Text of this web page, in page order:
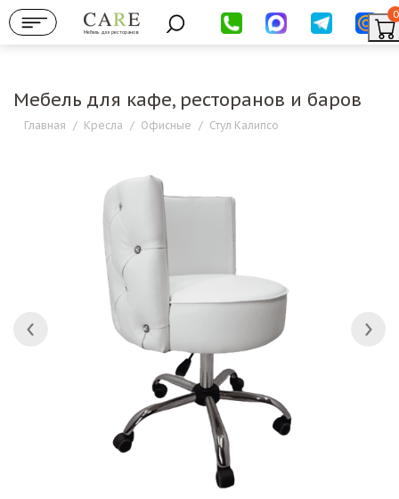
Мебель для ресторанов
0
Мебель для кафе, ресторанов и баров
Главная / Кресла / Офисные / Стул Калипсо